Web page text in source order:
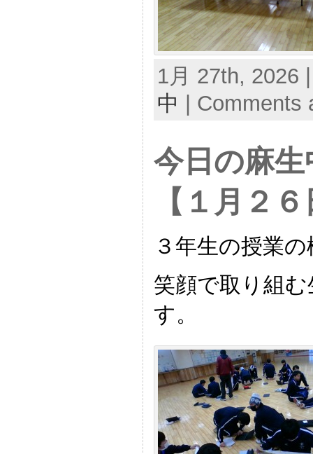
1月 27th, 2026
中
Comments
今日の麻
【１月２
３年生の授業
笑顔で取り組
す。